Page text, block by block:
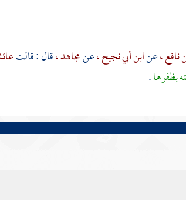
نافع ،عنابن أبي نجيح ،عنمجاهد ،قال : قالت
بظفرها.